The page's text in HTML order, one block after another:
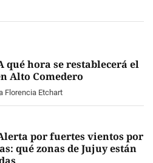
qué hora se restablecerá el
Alto Comedero
Florencia Etchart
por fuertes vientos por
qué zonas de Jujuy están